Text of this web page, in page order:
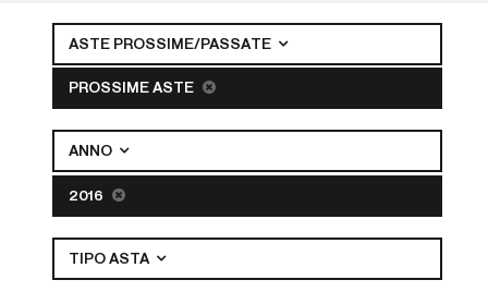
ASTE PROSSIME/PASSATE
PROSSIME ASTE
ANNO
2016
TIPO ASTA